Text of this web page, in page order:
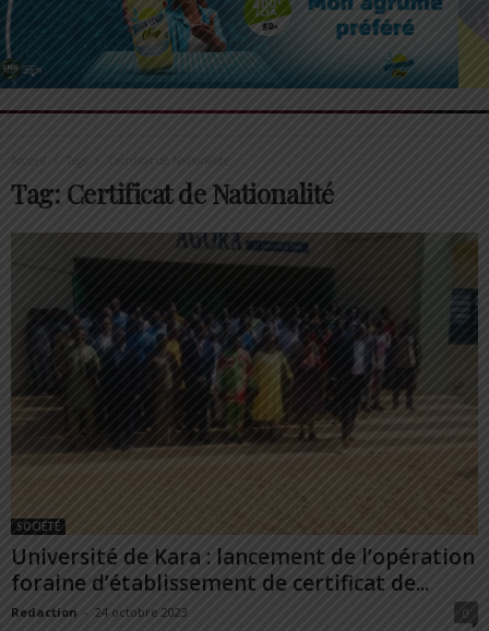
Tags Certificat de Nationalité
Tag: Certificat de Nationalité
SOCIÉTÉ
Université de Kara : lancement de l’opération
foraine d’établissement de certificat de...
Redaction - 24 octobre 2023
0